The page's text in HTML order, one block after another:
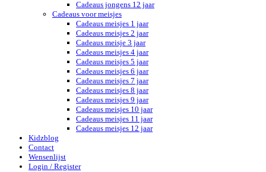
Cadeaus jongens 12 jaar
Cadeaus voor meisjes
Cadeaus meisjes 1 jaar
Cadeaus meisjes 2 jaar
Cadeaus meisje 3 jaar
Cadeaus meisjes 4 jaar
Cadeaus meisjes 5 jaar
Cadeaus meisjes 6 jaar
Cadeaus meisjes 7 jaar
Cadeaus meisjes 8 jaar
Cadeaus meisjes 9 jaar
Cadeaus meisjes 10 jaar
Cadeaus meisjes 11 jaar
Cadeaus meisjes 12 jaar
Kidzblog
Contact
Wensenlijst
Login / Register